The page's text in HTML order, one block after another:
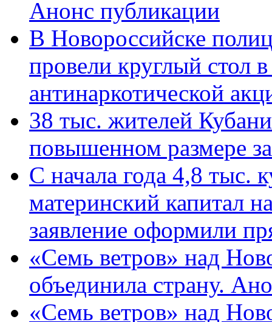
Анонс публикации
В Новороссийске
провели круглый стол
антинаркотической
38 тыс. жителей
повышенном размере
С начала года 4,8 тыс.
материнский капитал
заявление оформили
«Семь ветров» над
объединила страну.
«Семь ветров» над